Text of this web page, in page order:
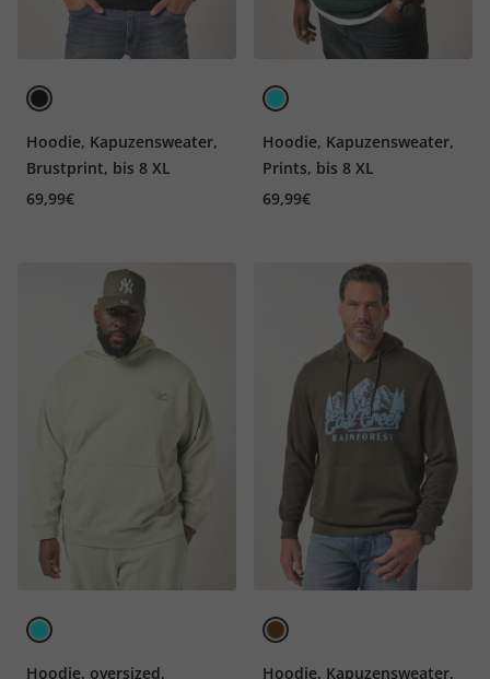
Hoodie, Kapuzensweater,
Brustprint, bis 8 XL
69,99€
Hoodie, Kapuzensweater,
Prints, bis 8 XL
69,99€
Hoodie, oversized, Hoodie, Kapuzensweater,